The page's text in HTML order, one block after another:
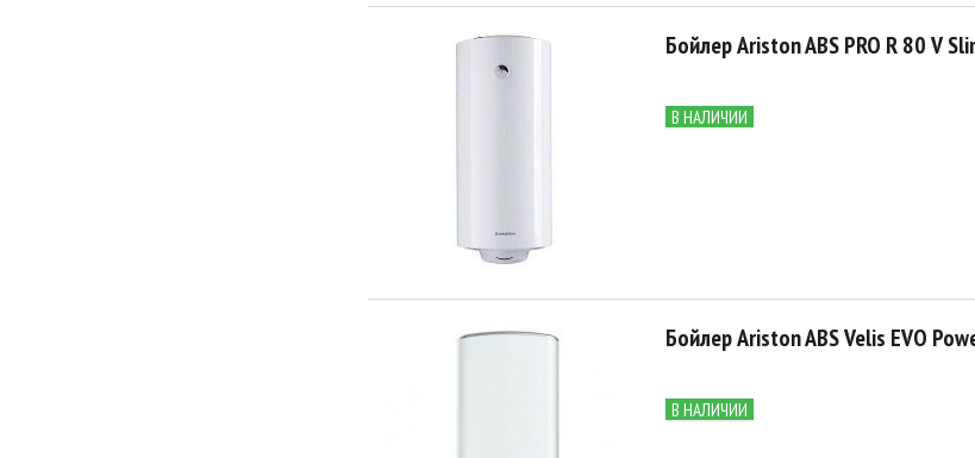
Бойлер Ariston ABS PRO R 80 V
В НАЛИЧИИ
Бойлер Ariston ABS Velis EVO
В НАЛИЧИИ